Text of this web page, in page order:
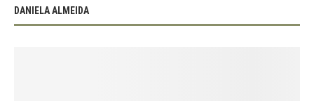
DANIELA ALMEIDA